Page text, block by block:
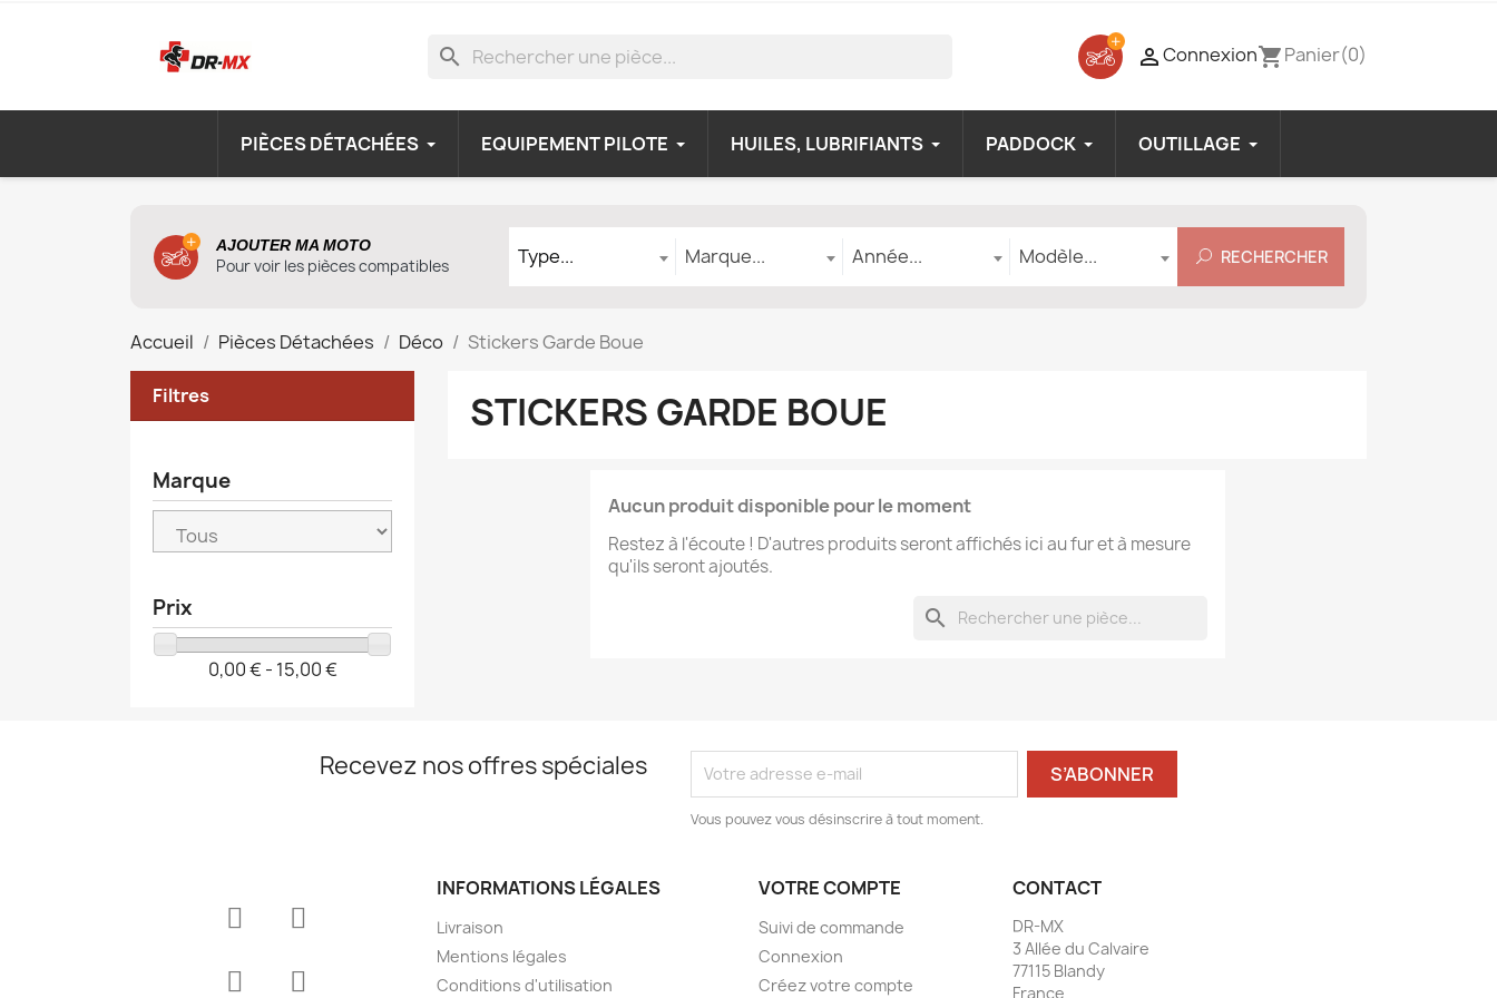
search Connexionshopping_cartPanier(0)
PIÈCES DÉTACHÉES EQUIPEMENT PILOTE HUILES, LUBRIFIANTS PADDOCK OUTILLAGE
Pour voir les pièces compatibles
AJOUTER MA MOTO Type... Marque... Année... Modèle... RECHERCHER
Accueil Pièces Détachées Déco Stickers Garde Boue
Filtres
Marque
Prix
0,00 € - 15,00 €
STICKERS GARDE BOUE
Aucun produit disponible pour le moment
Restez à l'écoute ! D'autres produits seront affichés ici au fur et à mesure
qu'ils seront ajoutés.
search
Recevez nos offres spéciales
Vous pouvez vous désinscrire à tout moment.
INFORMATIONS LÉGALES
Livraison
Mentions légales
Conditions d'utilisation
VOTRE COMPTE
Suivi de commande
Connexion
Créez votre compte
CONTACT
DR-MX
3 Allée du Calvaire
77115 Blandy
France